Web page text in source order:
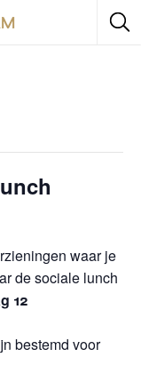
waar je
de sociale lunch
12
bestemd voor